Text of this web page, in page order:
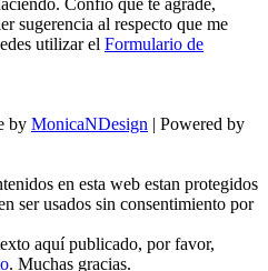
sugerencia al respecto que me
utilizar el Formulario de
by MonicaNDesign | Powered by
en esta web estan protegidos
ser usados sin consentimiento por
aquí publicado, por favor,
. Muchas gracias.